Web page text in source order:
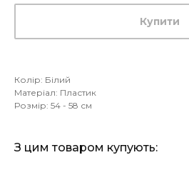
Купити
Колір: Білий
Матеріал: Пластик
Розмір: 54 - 58 см
З цим товаром купують: